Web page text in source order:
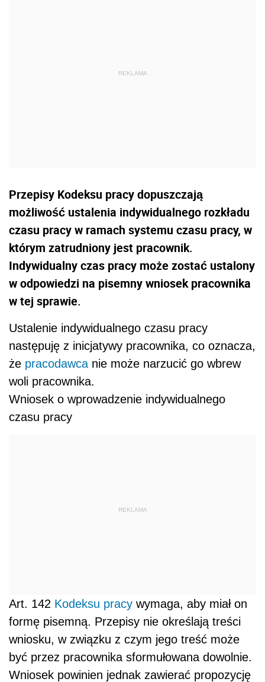
Przepisy Kodeksu pracy dopuszczają
możliwość ustalenia indywidualnego rozkładu
czasu pracy w ramach systemu czasu pracy, w
którym zatrudniony jest pracownik.
Indywidualny czas pracy może zostać ustalony
w odpowiedzi na pisemny wniosek pracownika
w tej sprawie.
Ustalenie indywidualnego czasu pracy
następuję z inicjatywy pracownika, co oznacza,
że pracodawca nie może narzucić go wbrew
woli pracownika.
Wniosek o wprowadzenie indywidualnego
czasu pracy
REKLAMA
Art. 142 Kodeksu pracy wymaga, aby miał on
formę pisemną. Przepisy nie określają treści
wniosku, w związku z czym jego treść może
być przez pracownika sformułowana dowolnie.
Wniosek powinien jednak zawierać propozycję